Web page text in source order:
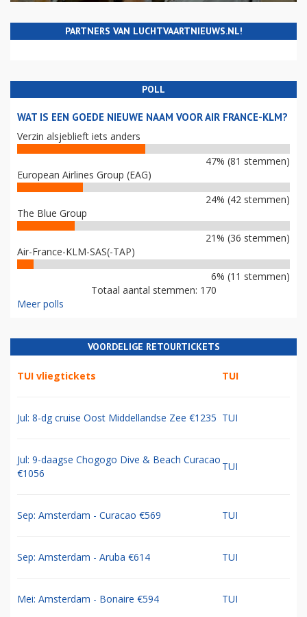
PARTNERS VAN LUCHTVAARTNIEUWS.NL!
POLL
WAT IS EEN GOEDE NIEUWE NAAM VOOR AIR FRANCE-KLM?
Verzin alsjeblieft iets anders
47% (81 stemmen)
European Airlines Group (EAG)
24% (42 stemmen)
The Blue Group
21% (36 stemmen)
Air-France-KLM-SAS(-TAP)
6% (11 stemmen)
Totaal aantal stemmen: 170
Meer polls
VOORDELIGE RETOURTICKETS
TUI vliegtickets TUI
Jul: 8-dg cruise Oost Middellandse Zee €1235 TUI
Jul: 9-daagse Chogogo Dive & Beach Curacao
€1056
TUI
Sep: Amsterdam - Curacao €569 TUI
Sep: Amsterdam - Aruba €614 TUI
Mei: Amsterdam - Bonaire €594 TUI